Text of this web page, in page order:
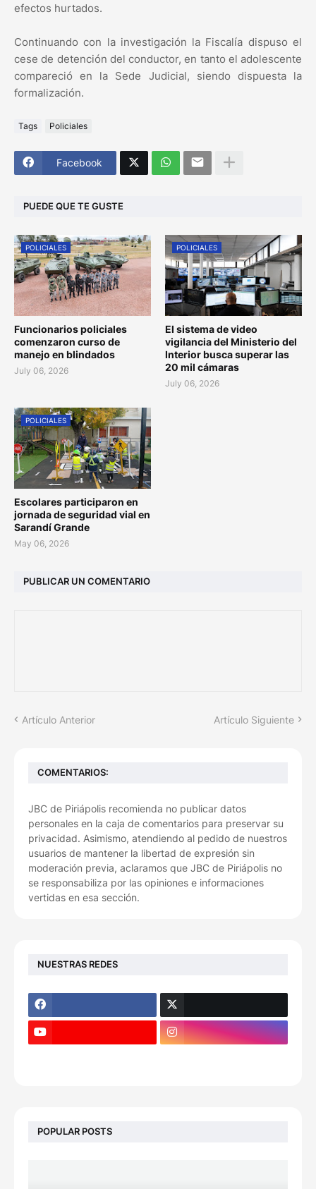
efectos hurtados.
Continuando con la investigación la Fiscalía dispuso el
cese de detención del conductor, en tanto el adolescente
compareció en la Sede Judicial, siendo dispuesta la
formalización.
Tags Policiales
Facebook
PUEDE QUE TE GUSTE
POLICIALES
Funcionarios policiales
comenzaron curso de
manejo en blindados
July 06, 2026
POLICIALES
El sistema de video
vigilancia del Ministerio del
Interior busca superar las
20 mil cámaras
July 06, 2026
POLICIALES
Escolares participaron en
jornada de seguridad vial en
Sarandí Grande
May 06, 2026
PUBLICAR UN COMENTARIO
Artículo Anterior Artículo Siguiente
COMENTARIOS:
JBC de Piriápolis recomienda no publicar datos
personales en la caja de comentarios para preservar su
privacidad. Asimismo, atendiendo al pedido de nuestros
usuarios de mantener la libertad de expresión sin
moderación previa, aclaramos que JBC de Piriápolis no
se responsabiliza por las opiniones e informaciones
vertidas en esa sección.
NUESTRAS REDES
POPULAR POSTS